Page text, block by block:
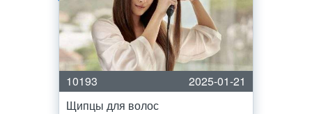
10193
2025-01-21
Щипцы для волос